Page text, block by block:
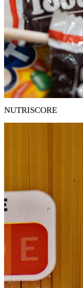
NUTRISCORE